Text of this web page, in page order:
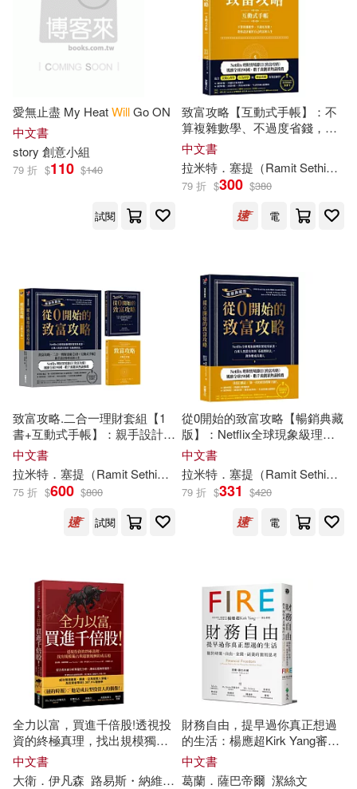
Will (INT)(106) Eisner(105)
Taylor(105) Wight(105)
Maximus(102) Wilson(101)
Hobbs(99) Tom(99)
Stephen(97)
Not Available (NA)(94)
Roberts(93) Wille(93)
Garry(92)
Susan(92) Anthony(90)
Jackson(90) Harben(89)
Rogers(89)
Schopenhauer(88) Cook(87)
Michelle(87) Wright(86)
Adams(85) Mike(84)
Sterling Pub Co Inc(36)
Andrews McMeel Pub(35)
Baker Pub Group(34)
Aspen Pub(33)
Random House Childrens Books(3
Harpercollins Childrens Books(31)
彗智(31) 音樂之橋(31)
Brilliance Audio Lib Edn(30)
Consortium Book Sales & Dist(30)
Sourcebooks Inc(30)
W W Norton & Co Inc(29)
Zondervan(29) 博樂伯樂(29)
立峰(29)
Nostalgia Ventures Inc(27)
愛無止盡 My HeatWillGo ON
中文書
story 創意小組
79 折 $110 $140
試閱
致富攻略【互動式手帳】：不
算複雜數學、不過度省錢，教
你設計屬於自己的富裕人生
(Netflix全球現象級理財實境節
目指定工具)
中文書
拉米特．塞提（Ramit Sethi）
79 折 $300 $380
電
致富攻略.二合一理財套組【1
書+互動式手帳】：親手設計你
的富裕人生(Netflix全球現象級
理財實境節目原著)
中文書
拉米特．塞提（Ramit Sethi）
張家綺 簡瑋君
75 折 $600 $800
試閱
從0開始的致富攻略【暢銷典藏
版】：Netflix全球現象級理財
實境秀原著，百萬人實證有效
的「系統理財法」，教你變成
有錢人
中文書
拉米特．塞提（Ramit Sethi）
79 折 $331 $420
電
全力以富，買進千倍股!透視投
資的終極真理，找出規模獨占
與超額報酬的成長股
中文書
大衛．伊凡森 路易斯・納維利爾 呂佩憶
財務自由，提早過你真正想過
的生活：楊應超Kirk Yang審定
推薦，關於時間、自由、金
錢、副業的實用思考
中文書
葛蘭．薩巴帝爾 潔絲文